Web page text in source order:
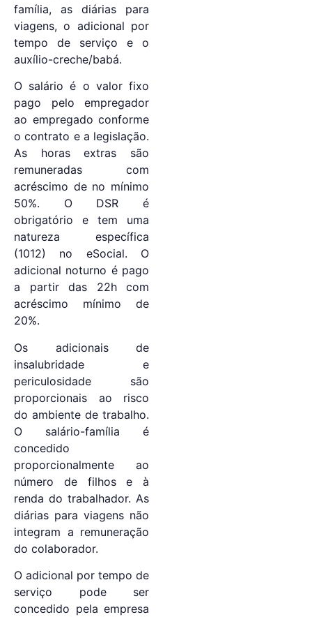
família, as diárias para
viagens, o adicional por
tempo de serviço e o
auxílio-creche/babá.
O salário é o valor fixo
pago pelo empregador
ao empregado conforme
o contrato e a legislação.
As horas extras são
remuneradas com
acréscimo de no mínimo
50%. O DSR é
obrigatório e tem uma
natureza específica
(1012) no eSocial. O
adicional noturno é pago
a partir das 22h com
acréscimo mínimo de
20%.
Os adicionais de
insalubridade e
periculosidade são
proporcionais ao risco
do ambiente de trabalho.
O salário-família é
concedido
proporcionalmente ao
número de filhos e à
renda do trabalhador. As
diárias para viagens não
integram a remuneração
do colaborador.
O adicional por tempo de
serviço pode ser
concedido pela empresa